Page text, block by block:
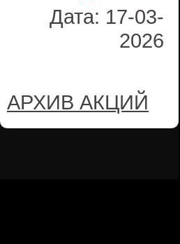
Дата: 17-03-
2026
АРХИВ АКЦИЙ